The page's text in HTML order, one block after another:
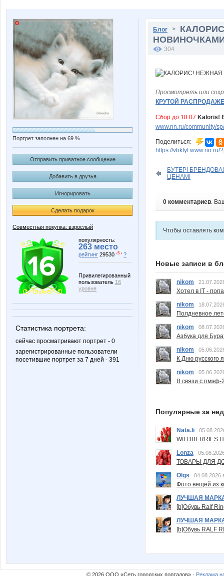
Портрет заполнен на 69 %
Отправить приватное сообщение
Добавить в друзья
Игнорировать
Сделать подарок
Совместная покупка: взрослый
популярность:
263 место
рейтинг 29530 -5 ↓ ?
Привилегированный
пользователь 16
уровня
Статистика портрета:
сейчас просматривают портрет - 0
зарегистрированные пользователи
посетившие портрет за 7 дней - 391
Блог >
304
Просмотреть или
КРУТОЙ
Сбор до 18.07.Kaloris!
www.nn.ru/community/
Поделиться:
https://vbkfyf.www.nn.ru/
БУТЕР!
ЦЕНАМ!
0 комментариев.
Чтобы оставлять
Новые записи в
nikom
Хотел в IT -
nikom
Полдневное
nikom
Азбука для
nikom
К Дню русского
nikom
В связи с пмэф-
Популярные за
Nata.li
Lonza
ТОВАРЫ ДЛЯ
Olgs
04.08.2026
Фото вещей из
ЛУЧШАЯ
[b]Обувь Ralf
ЛУЧШАЯ
[b]Обувь RALF
© 2026 ООО «Сеть городских порталов» · Реклама